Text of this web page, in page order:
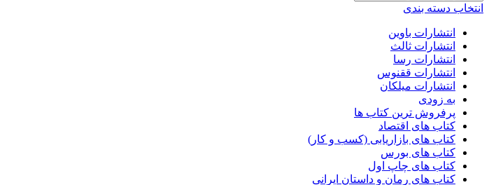
انتخاب دسته بندی
انتشارات باوین
انتشارات ثالث
انتشارات رسا
انتشارات ققنوس
انتشارات میلکان
به زودی
پرفروش ترین کتاب ها
کتاب های اقتصاد
کتاب های بازاریابی (کسب و کار)
کتاب های بورس
کتاب های چاپ اول
کتاب های رمان و داستان ایرانی